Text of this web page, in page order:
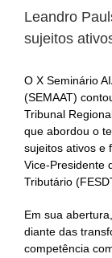
Leandro
sujeitos
O X Seminário
(SEMAAT)
Tribunal
que abordou o
sujeitos ativos e
Vice-Presidente
Tributário
Em sua
diante das
competência